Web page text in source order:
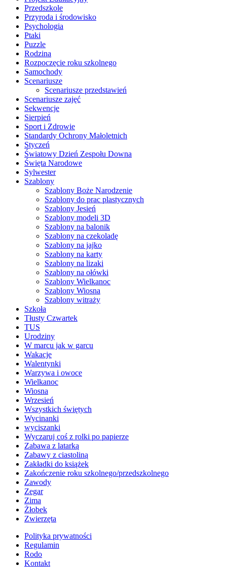
Przedszkole
Przyroda i środowisko
Psychologia
Ptaki
Puzzle
Rodzina
Rozpoczęcie roku szkolnego
Samochody
Scenariusze
Scenariusze przedstawień
Scenariusze zajęć
Sekwencje
Sierpień
Sport i Zdrowie
Standardy Ochrony Małoletnich
Styczeń
Światowy Dzień Zespołu Downa
Święta Narodowe
Sylwester
Szablony
Szablony Boże Narodzenie
Szablony do prac plastycznych
Szablony Jesień
Szablony modeli 3D
Szablony na balonik
Szablony na czekoladę
Szablony na jajko
Szablony na karty
Szablony na lizaki
Szablony na ołówki
Szablony Wielkanoc
Szablony Wiosna
Szablony witraży
Szkoła
Tłusty Czwartek
TUS
Urodziny
W marcu jak w garcu
Wakacje
Walentynki
Warzywa i owoce
Wielkanoc
Wiosna
Wrzesień
Wszystkich świętych
Wycinanki
wyciszanki
Wyczaruj coś z rolki po papierze
Zabawa z latarką
Zabawy z ciastoliną
Zakładki do książek
Zakończenie roku szkolnego/przedszkolnego
Zawody
Zegar
Zima
Żłobek
Zwierzęta
Polityka prywatności
Regulamin
Rodo
Kontakt